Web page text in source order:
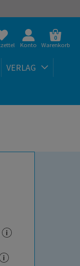
Konto
0
Warenkorb
VERLAG